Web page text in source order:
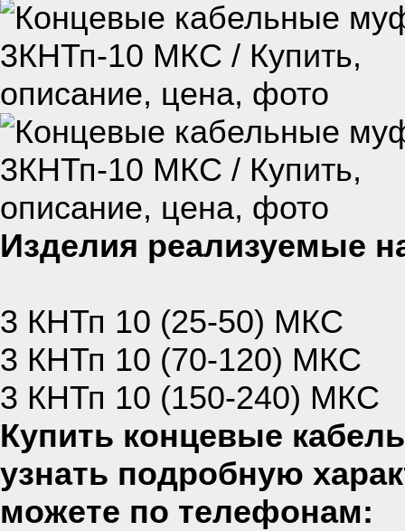
Изделия реализуемые
3 КНТп 10 (25-50) МКС
3 КНТп 10 (70-120) МКС
3 КНТп 10 (150-240) МКС
Купить концевые
узнать подробную
можете по телефонам: